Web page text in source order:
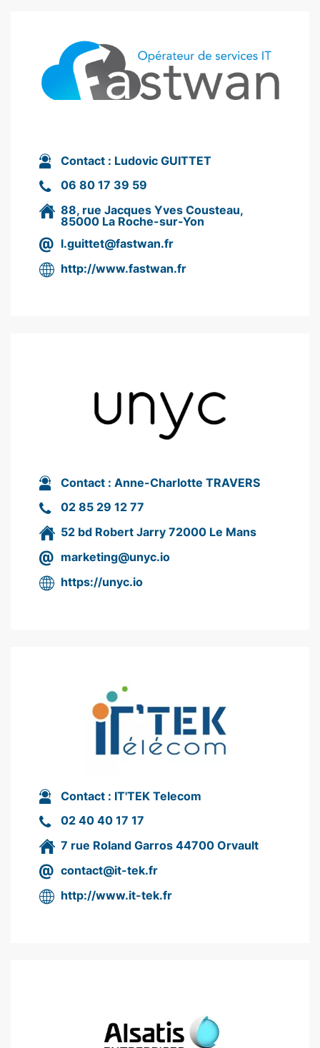
Contact : Ludovic GUITTET
06 80 17 39 59
88, rue Jacques Yves Cousteau,
85000 La Roche-sur-Yon
l.guittet@fastwan.fr
http://www.fastwan.fr
Contact : Anne-Charlotte TRAVERS
02 85 29 12 77
52 bd Robert Jarry 72000 Le Mans
marketing@unyc.io
https://unyc.io
Contact : IT'TEK Telecom
02 40 40 17 17
7 rue Roland Garros 44700 Orvault
contact@it-tek.fr
http://www.it-tek.fr